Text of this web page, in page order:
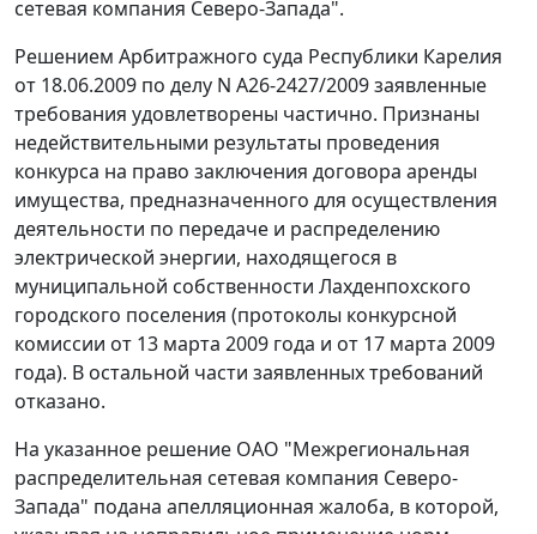
сетевая компания Северо-Запада".
Решением Арбитражного суда Республики Карелия
от 18.06.2009 по делу N А26-2427/2009 заявленные
требования удовлетворены частично. Признаны
недействительными результаты проведения
конкурса на право заключения договора аренды
имущества, предназначенного для осуществления
деятельности по передаче и распределению
электрической энергии, находящегося в
муниципальной собственности Лахденпохского
городского поселения (протоколы конкурсной
комиссии от 13 марта 2009 года и от 17 марта 2009
года). В остальной части заявленных требований
отказано.
На указанное решение ОАО "Межрегиональная
распределительная сетевая компания Северо-
Запада" подана апелляционная жалоба, в которой,